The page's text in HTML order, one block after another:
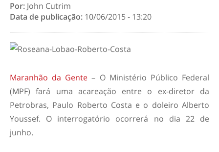
Por: John Cutrim
Data de publicação: 10/06/2015 - 13:20
Maranhão da Gente – O Ministério Público Federal
(MPF) fará uma acareação entre o ex-diretor da
Petrobras, Paulo Roberto Costa e o doleiro Alberto
Youssef. O interrogatório ocorrerá no dia 22 de
junho.